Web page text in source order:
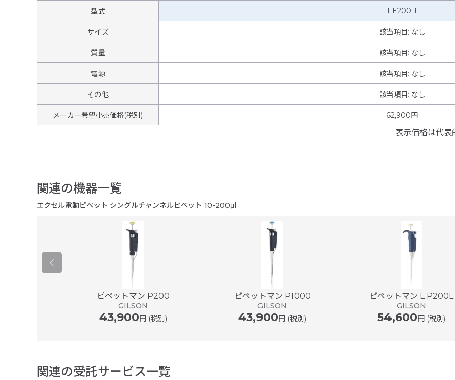
型式 LE200-1
サイズ 該当項目: なし
質量 該当項目: なし
電源 該当項目: なし
その他 該当項目: なし
メーカー希望小売価格(税別) 62,900円
表示価格は代表
関連の機器一覧
エクセル電動ピペット シングルチャンネルピペット 10-200μl
ピペットマン P200
GILSON
43,900円 (税別)
ピペットマン P1000
GILSON
43,900円 (税別)
ピペットマン L P200L
GILSON
54,600円 (税別)
関連の受託サービス一覧